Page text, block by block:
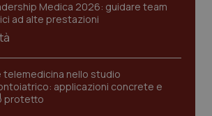
Medica 2026: guidare team
ad alte prestazioni
telemedicina nello studio
applicazioni concrete e
protetto
ironfish-